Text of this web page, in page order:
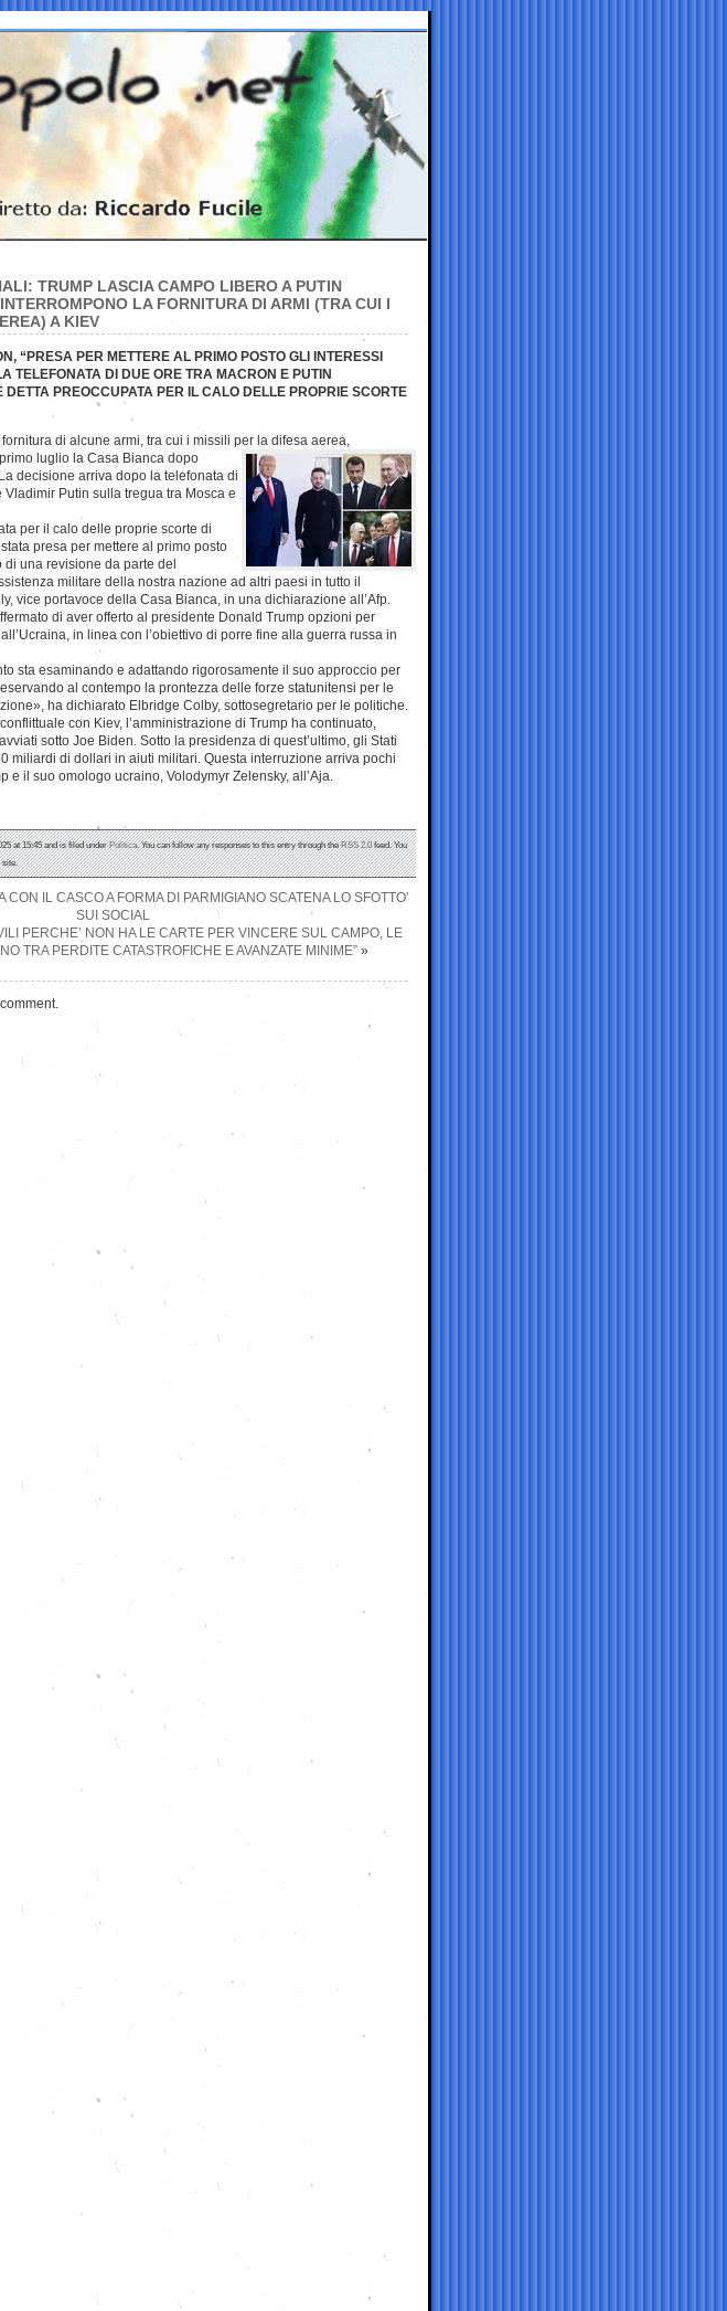
TRUMP LASCIA CAMPO LIBERO A PUTIN
LA FORNITURA DI ARMI (TRA CUI I
A KIEV
“PRESA PER METTERE AL PRIMO POSTO GLI INTERESSI
TELEFONATA DI DUE ORE TRA MACRON E PUTIN
DETTA PREOCCUPATA PER IL CALO DELLE PROPRIE SCORTE
di alcune armi, tra cui i missili per la difesa aerea,
luglio la Casa Bianca dopo
decisione arriva dopo la telefonata di
Putin sulla tregua tra Mosca e
per il calo delle proprie scorte di
presa per mettere al primo posto
una revisione da parte del
militare della nostra nazione ad altri paesi in tutto il
vice portavoce della Casa Bianca, in una dichiarazione all’Afp.
di aver offerto al presidente Donald Trump opzioni per
in linea con l’obiettivo di porre fine alla guerra russa in
sta esaminando e adattando rigorosamente il suo approccio per
al contempo la prontezza delle forze statunitensi per le
ha dichiarato Elbridge Colby, sottosegretario per le politiche.
con Kiev, l’amministrazione di Trump ha continuato,
sotto Joe Biden. Sotto la presidenza di quest’ultimo, gli Stati
miliardi di dollari in aiuti militari. Questa interruzione arriva pochi
e il suo omologo ucraino, Volodymyr Zelensky, all’Aja.
at 15:45 and is filed underPolitica. You can follow any responses to this entry through theRSS 2.0feed. You
site.
CON IL CASCO A FORMA DI PARMIGIANO SCATENA LO SFOTTO’
SUI SOCIAL
PERCHE’ NON HA LE CARTE PER VINCERE SUL CAMPO, LE
TRA PERDITE CATASTROFICHE E AVANZATE MINIME” »